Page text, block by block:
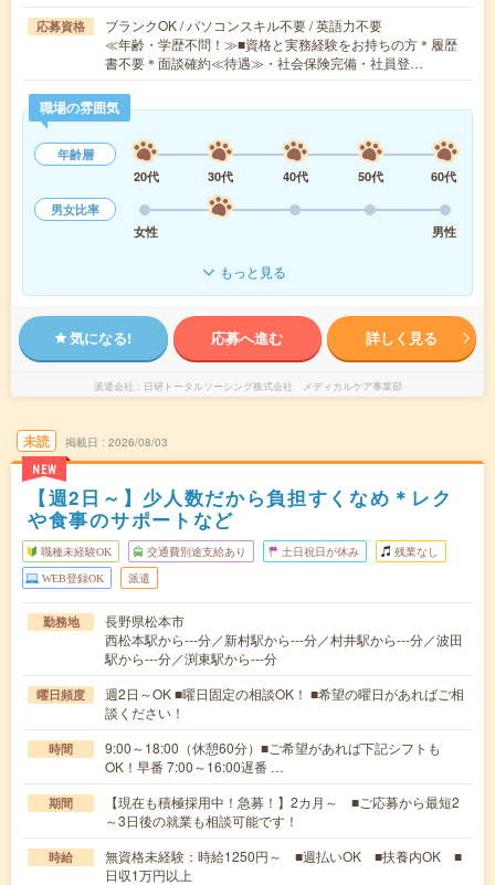
応募資格
ブランクOK / パソコンスキル不要 / 英語力不要
≪年齢・学歴不問！≫■資格と実務経験をお持ちの方＊履歴
書不要＊面談確約≪待遇≫・社会保険完備・社員登…
職場の雰囲気
年齢層
20代
30代 40代 50代
60代
男女比率
女性
男性
もっと見る
気になる! 応募へ進む 詳しく見る
派遣会社 日研トータルソーシング株式会社 メディカルケア事業部
未読
NEW
掲載日 2026/08/03
【週2日～】少人数だから負担すくなめ＊レク
や食事のサポートなど
職種未経験OK 交通費別途支給あり 土日祝日が休み 残業なし
WEB登録OK 派遣
勤務地
長野県松本市
西松本駅から---分／新村駅から---分／村井駅から---分／波田
駅から---分／渕東駅から---分
曜日頻度
週2日～OK ■曜日固定の相談OK！ ■希望の曜日があればご相
談ください！
時間
9:00～18:00（休憩60分）■ご希望があれば下記シフトも
OK！早番 7:00～16:00遅番 …
期間
【現在も積極採用中！急募！】2カ月～ ■ご応募から最短2
～3日後の就業も相談可能です！
時給
無資格未経験：時給1250円～ ■週払いOK ■扶養内OK ■
日収1万円以上